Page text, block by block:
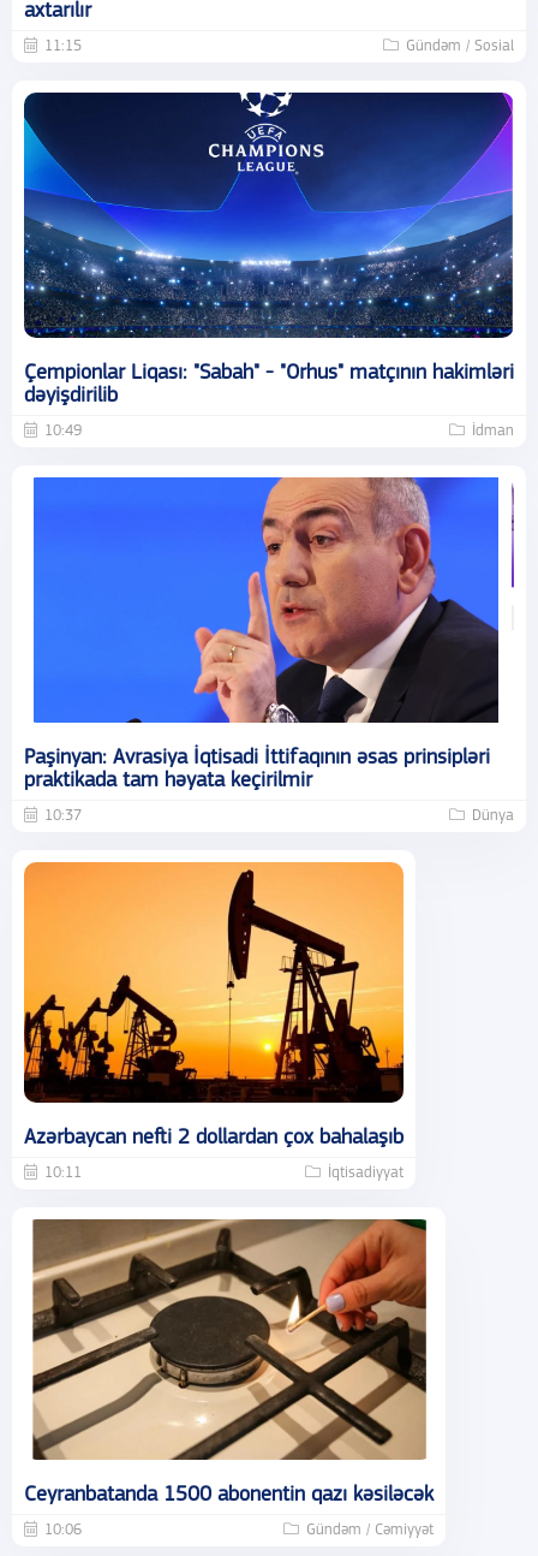
axtarılır
11:15 Gündəm / Sosial
Çempionlar Liqası: "Sabah" - "Orhus" matçının hakimləri
dəyişdirilib
10:49 İdman
Paşinyan: Avrasiya İqtisadi İttifaqının əsas prinsipləri
praktikada tam həyata keçirilmir
10:37 Dünya
Azərbaycan nefti 2 dollardan çox bahalaşıb
10:11 İqtisadiyyat
Ceyranbatanda 1500 abonentin qazı kəsiləcək
10:06 Gündəm / Cəmiyyət